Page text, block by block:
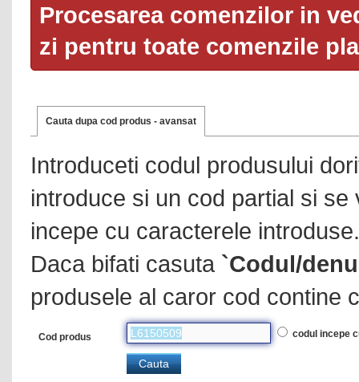
Procesarea comenzilor in
zi pentru toate comenzile
Cauta dupa cod produs - avansat
Introduceti codul produsului
introduce si un cod partial si
incepe cu caracterele introduse.
Daca bifati casuta `Codul/
produsele al caror cod contine
Cod produs codul incepe